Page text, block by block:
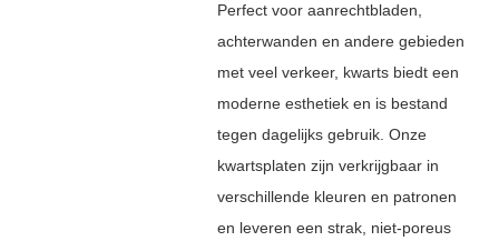
Perfect voor aanrechtbladen,
achterwanden en andere gebieden
met veel verkeer, kwarts biedt een
moderne esthetiek en is bestand
tegen dagelijks gebruik. Onze
kwartsplaten zijn verkrijgbaar in
verschillende kleuren en patronen
en leveren een strak, niet-poreus